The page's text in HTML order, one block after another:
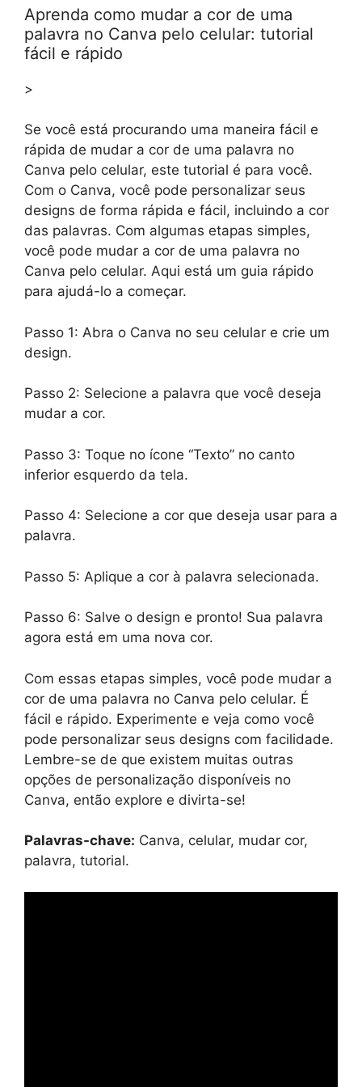
Aprenda como mudar a cor de uma
palavra no Canva pelo celular: tutorial
fácil e rápido
>
Se você está procurando uma maneira fácil e
rápida de mudar a cor de uma palavra no
Canva pelo celular, este tutorial é para você.
Com o Canva, você pode personalizar seus
designs de forma rápida e fácil, incluindo a cor
das palavras. Com algumas etapas simples,
você pode mudar a cor de uma palavra no
Canva pelo celular. Aqui está um guia rápido
para ajudá-lo a começar.
Passo 1: Abra o Canva no seu celular e crie um
design.
Passo 2: Selecione a palavra que você deseja
mudar a cor.
Passo 3: Toque no ícone “Texto” no canto
inferior esquerdo da tela.
Passo 4: Selecione a cor que deseja usar para a
palavra.
Passo 5: Aplique a cor à palavra selecionada.
Passo 6: Salve o design e pronto! Sua palavra
agora está em uma nova cor.
Com essas etapas simples, você pode mudar a
cor de uma palavra no Canva pelo celular. É
fácil e rápido. Experimente e veja como você
pode personalizar seus designs com facilidade.
Lembre-se de que existem muitas outras
opções de personalização disponíveis no
Canva, então explore e divirta-se!
Palavras-chave: Canva, celular, mudar cor,
palavra, tutorial.